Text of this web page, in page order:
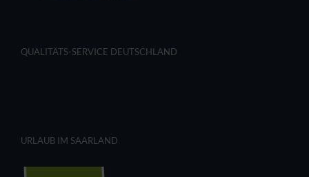
QUALITÄTS-SERVICE DEUTSCHLAND
URLAUB IM SAARLAND